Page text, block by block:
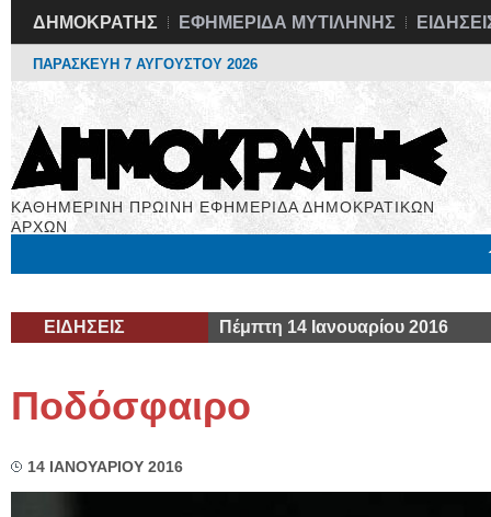
ΔΗΜΟΚΡΑΤΗΣ ΕΦΗΜΕΡΙΔΑ ΜΥΤΙΛΗΝΗΣ
ΠΑΡΑΣΚΕΥΗ 7 ΑΥΓΟΥΣΤΟΥ 2026
ΚΑΘΗΜΕΡΙΝΗ ΠΡΩΙΝΗ ΕΦΗΜΕΡΙΔΑ ΔΗΜΟΚΡΑΤΙΚΩΝ
ΑΡΧΩΝ
ΕΙΔΗΣΕΙΣ Πέμπτη 14 Ιανουαρίου 2016
Ποδόσφαιρο
14 ΙΑΝΟΥΑΡΙΟΥ 2016